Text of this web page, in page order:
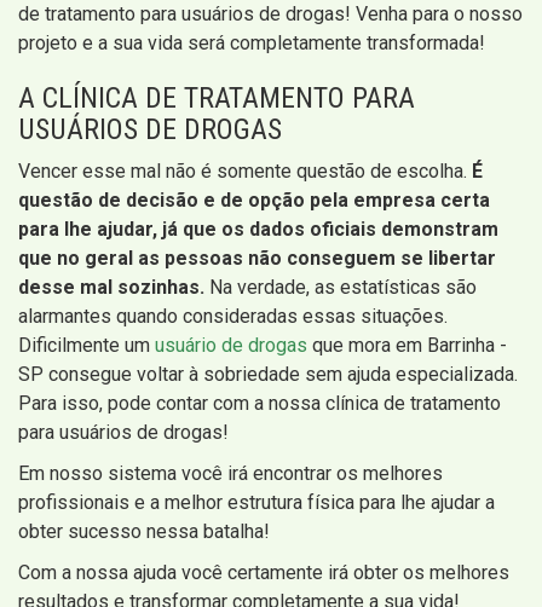
de tratamento para usuários de drogas! Venha para o nosso
projeto e a sua vida será completamente transformada!
A CLÍNICA DE TRATAMENTO PARA
USUÁRIOS DE DROGAS
Vencer esse mal não é somente questão de escolha. É
questão de decisão e de opção pela empresa certa
para lhe ajudar, já que os dados oficiais demonstram
que no geral as pessoas não conseguem se libertar
desse mal sozinhas. Na verdade, as estatísticas são
alarmantes quando consideradas essas situações.
Dificilmente um usuário de drogas que mora em Barrinha -
SP consegue voltar à sobriedade sem ajuda especializada.
Para isso, pode contar com a nossa clínica de tratamento
para usuários de drogas!
Em nosso sistema você irá encontrar os melhores
profissionais e a melhor estrutura física para lhe ajudar a
obter sucesso nessa batalha!
Com a nossa ajuda você certamente irá obter os melhores
resultados e transformar completamente a sua vida!